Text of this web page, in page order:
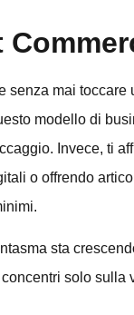
senza mai
modello di
Invece, ti
o offrendo
sta
solo